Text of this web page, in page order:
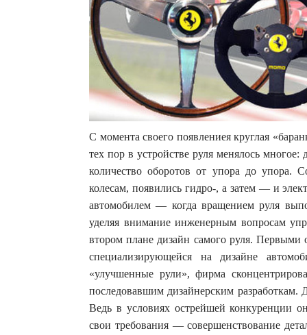
С момента своего появлениея круглая
тех пор в устройстве руля менялось
количество оборотов от упора до упора.
колесам, появились гидро-, а затем — и
автомобилем — когда вращением руля
уделяя внимание инженерным вопросам
втором плане дизайн самого руля.
специализирующейся на дизайне
«улучшенные рули», фирма
последовавшим дизайнерским разработкам.
Ведь в условиях острейшей конкуренции
свои требования — совершенствование